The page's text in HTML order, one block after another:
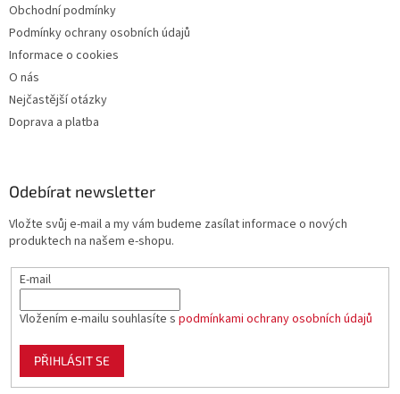
Obchodní podmínky
Podmínky ochrany osobních údajů
Informace o cookies
O nás
Nejčastější otázky
Doprava a platba
Odebírat newsletter
Vložte svůj e-mail a my vám budeme zasílat informace o nových
produktech na našem e-shopu.
E-mail
Vložením e-mailu souhlasíte s podmínkami ochrany osobních údajů
PŘIHLÁSIT SE